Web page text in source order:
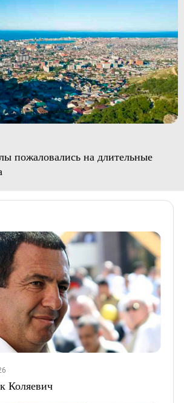
пожаловались на длительные
Коляевич